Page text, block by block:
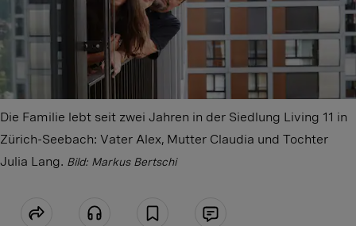
Die Familie lebt seit zwei Jahren in der Siedlung Living 11 in
Zürich-Seebach: Vater Alex, Mutter Claudia und Tochter
Julia Lang. Bild: Markus Bertschi